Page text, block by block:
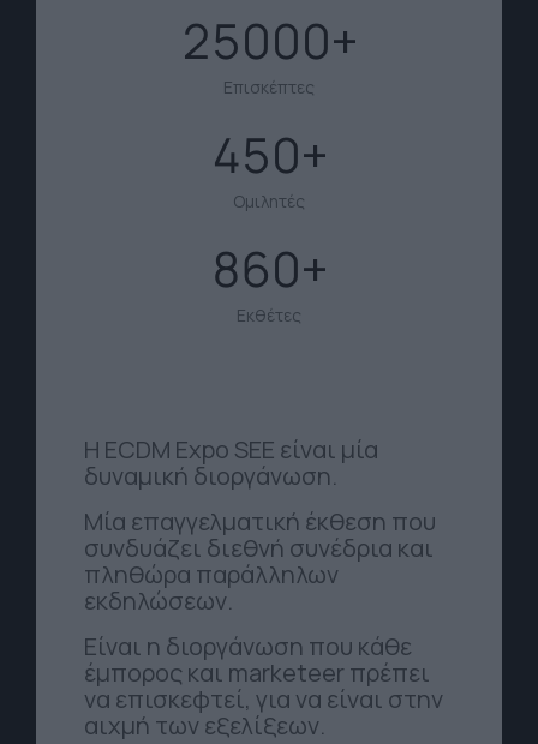
25000
Επισκέπτες
450
Ομιλητές
860
Εκθέτες
Η ECDM Expo SEE είναι μία
δυναμική διοργάνωση.
Μία επαγγελματική έκθεση που
συνδυάζει διεθνή συνέδρια και
πληθώρα παράλληλων
εκδηλώσεων.
Είναι η διοργάνωση που κάθε
έμπορος και marketeer πρέπει
να επισκεφτεί, για να είναι στην
αιχμή των εξελίξεων.